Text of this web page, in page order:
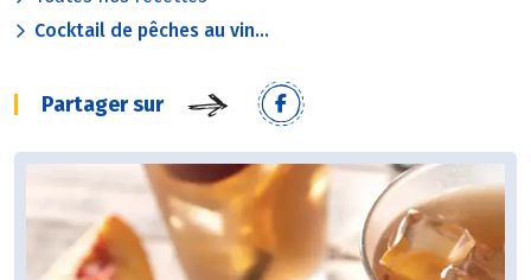
Cocktail de pêches au vin...
Partager sur